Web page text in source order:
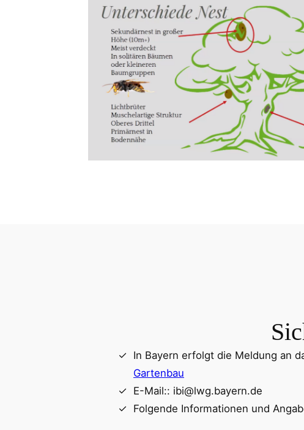
In Bayern erfolgt die Meldung an
Gartenbau
E-Mail:: ibi@lwg.bayern.de
Folgende Informationen und